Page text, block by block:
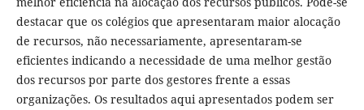
destacar que os colégios que apresentaram maior alocação
de recursos, não necessariamente, apresentaram-se
eficientes indicando a necessidade de uma melhor gestão
dos recursos por parte dos gestores frente a essas
organizações. Os resultados aqui apresentados podem ser